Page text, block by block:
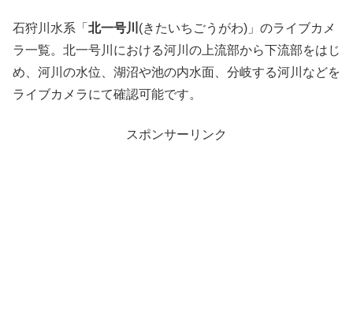
石狩川水系「 北一号川 (きたいちごうがわ)」のライブカメ
ラ一覧。北一号川における河川の上流部から下流部をはじ
め、河川の水位、湖沼や池の内水面、分岐する河川などを
ライブカメラにて確認可能です。
スポンサーリンク